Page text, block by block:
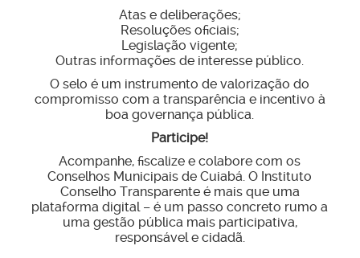
Atas e deliberações;
Resoluções oficiais;
Legislação vigente;
Outras informações de interesse público.
O selo é um instrumento de valorização do
compromisso com a transparência e incentivo à
boa governança pública.
Participe!
Acompanhe, fiscalize e colabore com os
Conselhos Municipais de Cuiabá. O Instituto
Conselho Transparente é mais que uma
plataforma digital – é um passo concreto rumo a
uma gestão pública mais participativa,
responsável e cidadã.